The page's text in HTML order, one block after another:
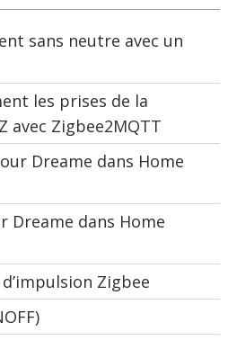
sans neutre avec un
les prises de la
avec Zigbee2MQTT
Dreame dans Home
Dreame dans Home
Zigbee